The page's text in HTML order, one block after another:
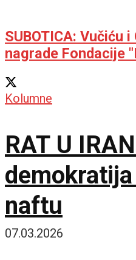
SUBOTICA: Vučiću
nagrade Fondacije
Kolumne
RAT U
naftu
07.03.2026